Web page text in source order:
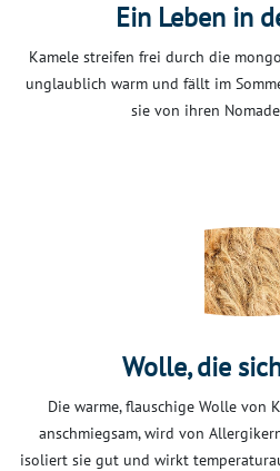
Ein Leben in
Kamele streifen frei durch die
unglaublich warm und fällt im
sie von ihren
Wolle, die
Die warme, flauschige Wolle von
anschmiegsam, wird von
isoliert sie gut und wirkt